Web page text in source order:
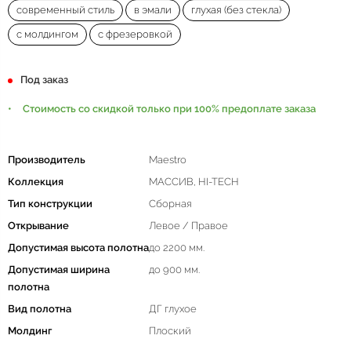
современный стиль в эмали глухая (без стекла)
с молдингом с фрезеровкой
Под заказ
Стоимость со скидкой только при 100% предоплате заказа
Производитель
Maestro
Коллекция
МАССИВ, HI-TECH
Тип конструкции
Сборная
Открывание
Левое / Правое
Допустимая высота полотнадо 2200 мм.
Допустимая ширина
полотна
до 900 мм.
Вид полотна
ДГ глухое
Молдинг
Плоский